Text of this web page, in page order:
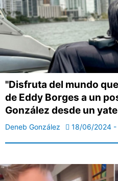
"Disfruta del mundo
de Eddy Borges a un
González desde un yate
Deneb González 18/06/2024 -